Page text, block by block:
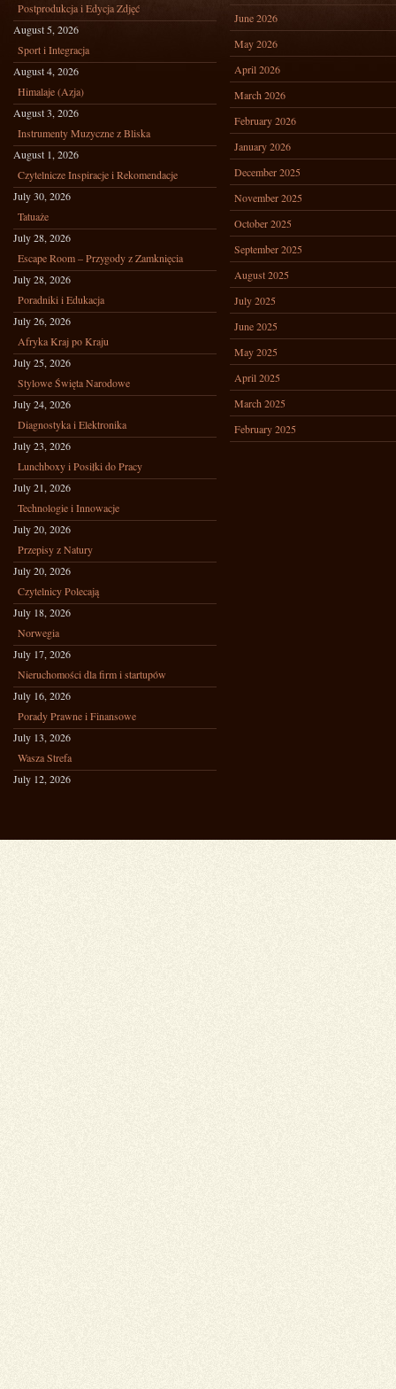
Postprodukcja i Edycja Zdjęć
August 5, 2026
Sport i Integracja
August 4, 2026
Himalaje (Azja)
August 3, 2026
Instrumenty Muzyczne z Bliska
August 1, 2026
Czytelnicze Inspiracje i Rekomendacje
July 30, 2026
Tatuaże
July 28, 2026
Escape Room – Przygody z Zamknięcia
July 28, 2026
Poradniki i Edukacja
July 26, 2026
Afryka Kraj po Kraju
July 25, 2026
Stylowe Święta Narodowe
July 24, 2026
Diagnostyka i Elektronika
July 23, 2026
Lunchboxy i Posiłki do Pracy
July 21, 2026
Technologie i Innowacje
July 20, 2026
Przepisy z Natury
July 20, 2026
Czytelnicy Polecają
July 18, 2026
Norwegia
July 17, 2026
Nieruchomości dla firm i startupów
July 16, 2026
Porady Prawne i Finansowe
July 13, 2026
Wasza Strefa
July 12, 2026
June 2026
May 2026
April 2026
March 2026
February 2026
January 2026
December 2025
November 2025
October 2025
September 2025
August 2025
July 2025
June 2025
May 2025
April 2025
March 2025
February 2025